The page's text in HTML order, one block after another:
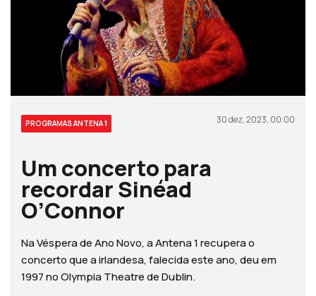
PROGRAMAS ANTENA 1 30 dez, 2023, 00:00
Um concerto para
recordar Sinéad
O’Connor
Na Véspera de Ano Novo, a Antena 1 recupera o
concerto que a irlandesa, falecida este ano, deu em
1997 no Olympia Theatre de Dublin.